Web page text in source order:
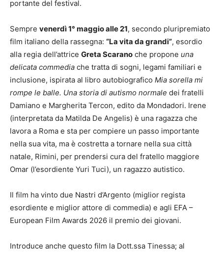
portante del festival.
Sempre venerdì 1° maggio alle 21, secondo pluripremiato
film italiano della rassegna: “La vita da grandi”, esordio
alla regia dell’attrice Greta Scarano che propone una
delicata commedia che tratta di sogni, legami familiari e
inclusione, ispirata al libro autobiografico Mia sorella mi
rompe le balle. Una storia di autismo normale dei fratelli
Damiano e Margherita Tercon, edito da Mondadori. Irene
(interpretata da Matilda De Angelis) è una ragazza che
lavora a Roma e sta per compiere un passo importante
nella sua vita, ma è costretta a tornare nella sua città
natale, Rimini, per prendersi cura del fratello maggiore
Omar (l’esordiente Yuri Tuci), un ragazzo autistico.
Il film ha vinto due Nastri d’Argento (miglior regista
esordiente e miglior attore di commedia) e agli EFA –
European Film Awards 2026 il premio dei giovani.
Introduce anche questo film la Dott.ssa Tinessa; al